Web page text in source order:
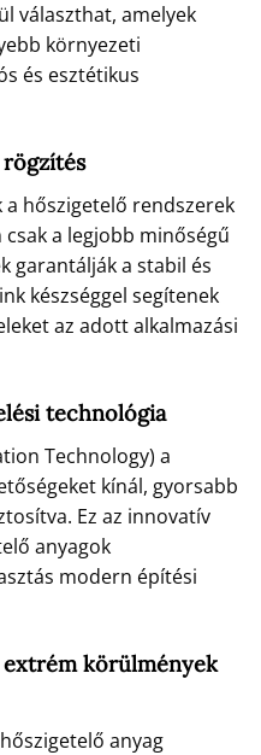
választhat, amelyek
környezeti
és esztétikus
hőszigetelő rendszerek
a legjobb minőségű
garantálják a stabil és
készséggel segítenek
az adott alkalmazási
technológia
Technology) a
kínál, gyorsabb
Ez az innovatív
anyagok
modern építési
extrém körülmények
anyag